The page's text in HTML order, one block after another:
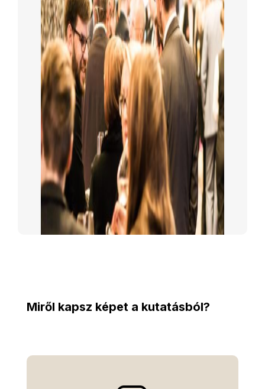
Miről kapsz képet a kutatásból?